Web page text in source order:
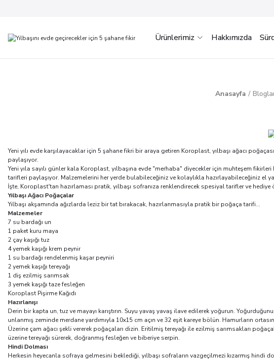
Ürünlerimiz Hakkımızda
Anasayfa
Yeni yılı evde karşılayacaklar için 5 şahane fikri bir araya getiren Koroplast, yılbaşı ağacı
paylaşıyor.
Yeni yıla sayılı günler kala Koroplast, yılbaşına evde "merhaba" diyecekler için muhteşem
tarifleri paylaşıyor. Malzemelerini her yerde bulabileceğiniz ve kolaylıkla hazırlayabileceğiniz el
İşte, Koroplast'tan hazırlaması pratik, yılbaşı sofranıza renklendirecek spesiyal tarifler ve hediye
Yılbaşı Ağacı Poğaçalar
Yılbaşı akşamında ağızlarda leziz bir tat bırakacak, hazırlanmasıyla pratik bir poğaça tarifi...
Malzemeler
7 su bardağı un
1 paket kuru maya
2 çay kaşığı tuz
4 yemek kaşığı krem peynir
1 su bardağı rendelenmiş kaşar peyniri
2 yemek kaşığı tereyağı
1 diş ezilmiş sarımsak
3 yemek kaşığı taze fesleğen
Koroplast Pişirme Kağıdı
Hazırlanışı
Derin bir kapta un, tuz ve mayayı karıştırın. Suyu yavaş yavaş ilave edilerek yoğurun.
unlanmış zeminde merdane yardımıyla 10x15 cm açın ve 32 eşit kareye bölün. Hamurların
Üzerine çam ağacı şekli vererek poğaçaları dizin. Eritilmiş tereyağı ile ezilmiş sarımsakları
üzerine tereyağı sürerek, doğranmış fesleğen ve biberiye serpin.
Hindi Dolması
Herkesin heyecanla sofraya gelmesini beklediği, yılbaşı sofraların vazgeçilmezi kızarmış hindi